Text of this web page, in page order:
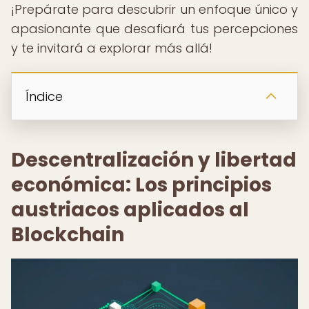
¡Prepárate para descubrir un enfoque único y
apasionante que desafiará tus percepciones
y te invitará a explorar más allá!
Índice
Descentralización y libertad
económica: Los principios
austriacos aplicados al
Blockchain